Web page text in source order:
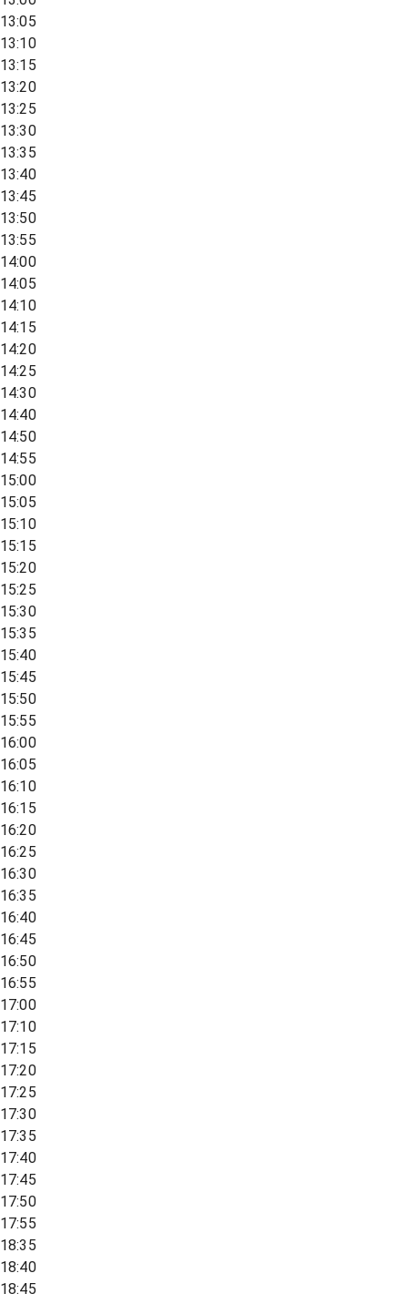
13:05
13:10
13:15
13:20
13:25
13:30
13:35
13:40
13:45
13:50
13:55
14:00
14:05
14:10
14:15
14:20
14:25
14:30
14:40
14:50
14:55
15:00
15:05
15:10
15:15
15:20
15:25
15:30
15:35
15:40
15:45
15:50
15:55
16:00
16:05
16:10
16:15
16:20
16:25
16:30
16:35
16:40
16:45
16:50
16:55
17:00
17:10
17:15
17:20
17:25
17:30
17:35
17:40
17:45
17:50
17:55
18:35
18:40
18:45